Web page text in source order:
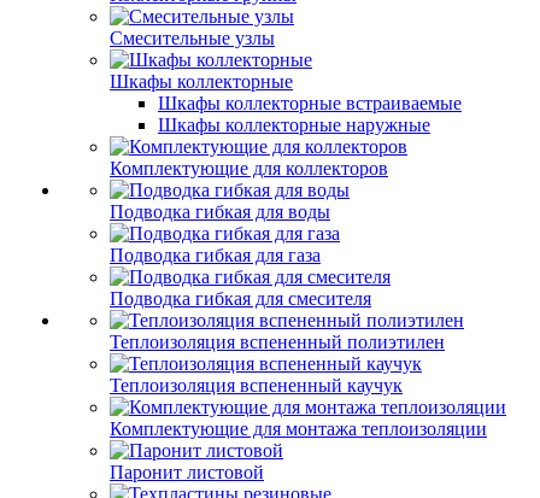
Смесительные узлы
Шкафы коллекторные
Шкафы коллекторные встраиваемые
Шкафы коллекторные наружные
Комплектующие для коллекторов
Подводка гибкая для воды
Подводка гибкая для газа
Подводка гибкая для смесителя
Теплоизоляция вспененный полиэтилен
Теплоизоляция вспененный каучук
Комплектующие для монтажа теплоизоляции
Паронит листовой